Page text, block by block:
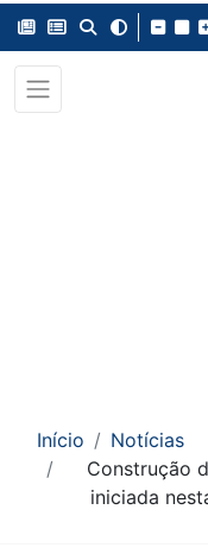
Início
Notícias
Construção
iniciada